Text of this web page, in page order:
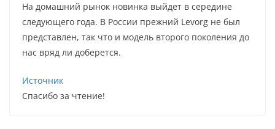
На домашний рынок новинка выйдет в середине
следующего года. В России прежний Levorg не был
представлен, так что и модель второго поколения до
нас вряд ли доберется.
Источник
Спасибо за чтение!